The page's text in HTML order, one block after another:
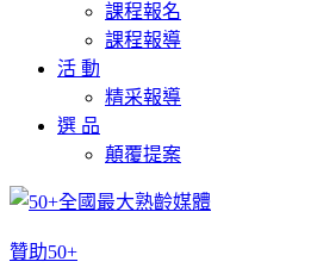
課程報名
課程報導
活 動
精采報導
選 品
顛覆提案
贊助50+